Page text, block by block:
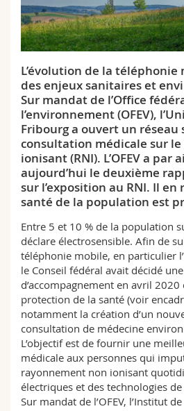
Sciences et médecine
Interfacultaire
Collaborateurs
Doctorants
Webmail
Programme des cours
MyUnifr
L’évolution de la
des enjeux sanitaires et
Sur mandat de l’Office
l’environnement (OFEV),
Fribourg a ouvert un réseau
consultation médicale sur
ionisant (RNI). L’OFEV a par
aujourd’hui le deuxième
sur l’exposition au RNI. Il en
santé de la population est
Entre 5 et 10 % de la population
déclare électrosensible. Afin de
téléphonie mobile, en particulier
le Conseil fédéral avait décidé
d’accompagnement en avril
protection de la santé (voir
notamment la création d’un
consultation de médecine
L’objectif est de fournir une
médicale aux personnes qui
rayonnement non ionisant
électriques et des technologies
Sur mandat de l’OFEV, l’Institut